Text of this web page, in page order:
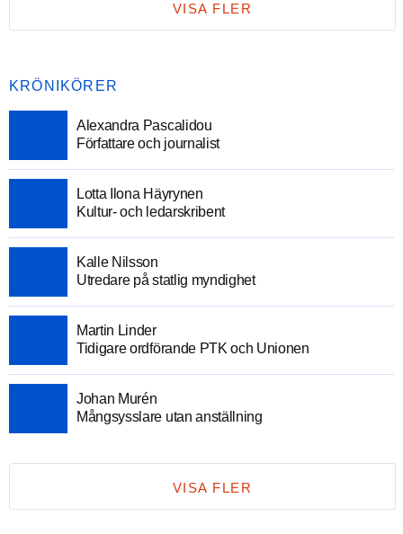
VISA FLER
KRÖNIKÖRER
Alexandra Pascalidou
Författare och journalist
Lotta Ilona Häyrynen
Kultur- och ledarskribent
Kalle Nilsson
Utredare på statlig myndighet
Martin Linder
Tidigare ordförande PTK och Unionen
Johan Murén
Mångsysslare utan anställning
VISA FLER